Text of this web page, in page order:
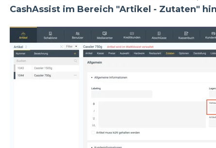
CashAssist im Bereich "Artikel - Zutaten"